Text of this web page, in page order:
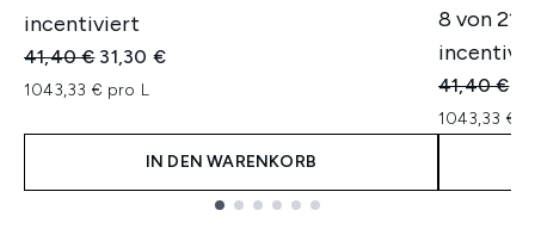
incentiviert
Unverbindliche Preisempfehlung:
41,40 € Aktueller Preis:
31,30 €
1043,33 € pro L
IN DEN WARENKORB
8 von
41,40 €
1043,33 €